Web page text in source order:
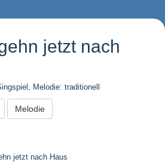
jetzt nach
Melodie: traditionell
Melodie
jetzt nach Haus